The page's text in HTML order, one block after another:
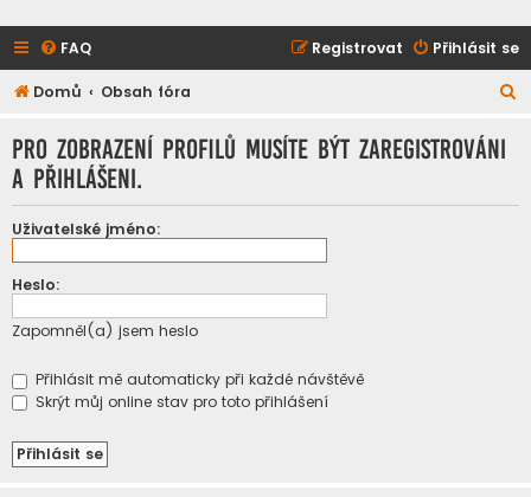
FAQ Přihlásit se
Registrovat
Domů Obsah fóra
Pro zobrazení profilů musíte být zaregistrováni
a přihlášeni.
Uživatelské jméno:
Heslo:
Zapomněl(a) jsem heslo
Přihlásit mě automaticky při každé návštěvě
Skrýt můj online stav pro toto přihlášení